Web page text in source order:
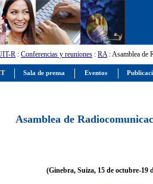
R : Conferencias y reuniones : RA: Asamblea de
Asamblea de
(Ginebra, Suiza, 15 de octubre-19
Sala de prensa Eventos